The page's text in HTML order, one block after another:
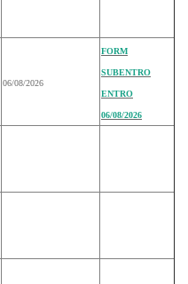
06/08/2026
FORM
SUBENTRO
ENTRO
06/08/2026